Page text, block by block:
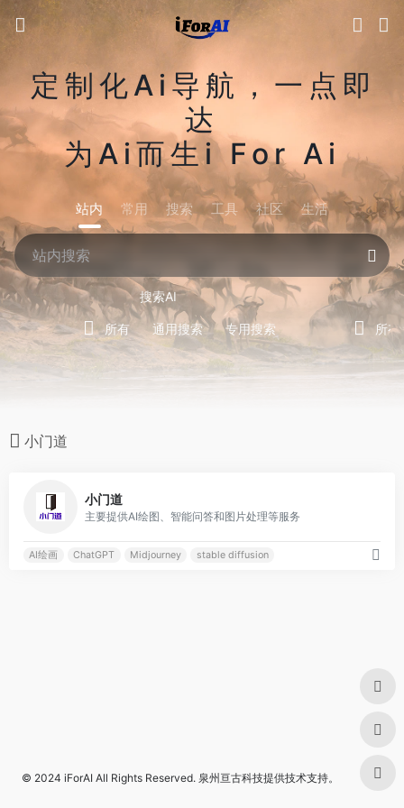
定制化Ai导航，一点即
达
为Ai而生i For Ai
站内 常用 搜索 工具 社区 生活
搜索AI
所有 通用搜索 专用搜索 所有
小门道
小门道
主要提供AI绘图、智能问答和图片处理等服务
AI绘画 ChatGPT Midjourney stable diffusion
© 2024 iForAI All Rights Reserved. 泉州亘古科技提供技术支持。